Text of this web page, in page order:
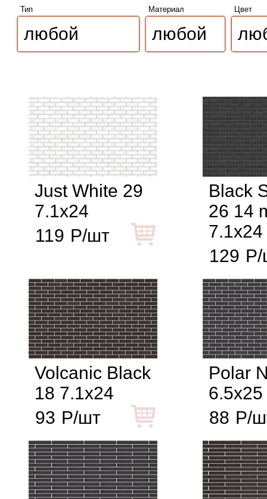
Тип Материал Цвет
Just White 29
7.1x24
119 Р/шт
Black
26 14
7.1x24
129 Р/
Volcanic Black
18 7.1x24
93 Р/шт
Polar
6.5x25
88 Р/